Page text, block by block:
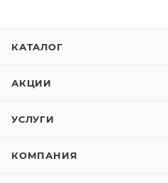
КАТАЛОГ
АКЦИИ
УСЛУГИ
КОМПАНИЯ